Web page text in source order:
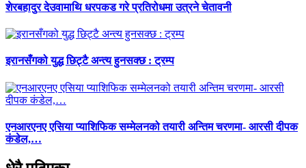
शेरबहादुर देउवामाथि धरपकड गरे प्रतिरोधमा उत्रने चेतावनी
इरानसँगको युद्ध छिट्टै अन्त्य हुनसक्छ : ट्रम्प
एनआरएनए एसिया प्याशिफिक सम्मेलनको तयारी अन्तिम चरणमा- आरसी दीपक
कंडेल,…